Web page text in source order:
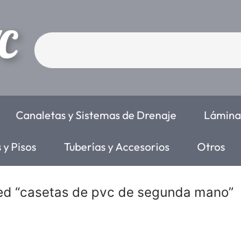
Canaletas y Sistemas de Drenaje
Pisos Tuberías y Accesorios Otros
“casetas de pvc de segunda mano”